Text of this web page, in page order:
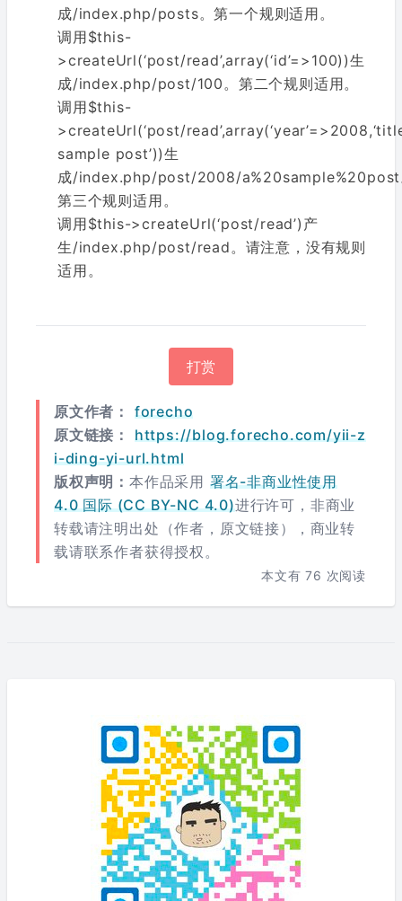
成/index.php/posts。第一个规则适用。
调用$this-
>createUrl(‘post/read’,array(‘id’=>100))生
成/index.php/post/100。第二个规则适用。
调用$this-
>createUrl(‘post/
sample post’))生
成/index.php/post/2008/a%20sample%20post
第三个规则适用。
调用$this->createUrl(‘post/read’)产
生/index.php/post/read。请注意，没有规则
适用。
打赏
原文作者：
forecho
原文链接：
https://blog.forecho.com/yii-z
i-ding-yi-url.html
版权声明： 本作品采用 署名-非商业性使用
4.0 国际 (CC BY-NC 4.0)进行许可，非商业
转载请注明出处（作者，原文链接），商业转
载请联系作者获得授权。
本文有76 次阅读